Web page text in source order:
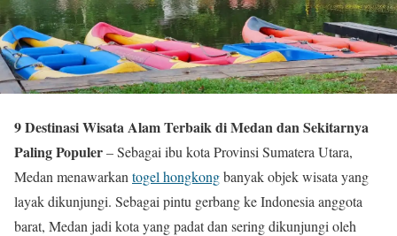
9 Destinasi Wisata Alam Terbaik di Medan dan Sekitarnya
Paling Populer– Sebagai ibu kota Provinsi Sumatera Utara,
Medan menawarkan togel hongkongbanyak objek wisata yang
layak dikunjungi. Sebagai pintu gerbang ke Indonesia anggota
barat, Medan jadi kota yang padat dan sering dikunjungi oleh